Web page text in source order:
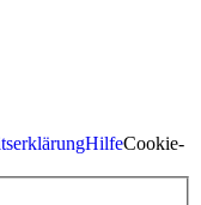
HilfeCookie-